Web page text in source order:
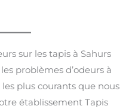
sur les tapis à Sahurs
problèmes d’odeurs à
plus courants que nous
établissement Tapis